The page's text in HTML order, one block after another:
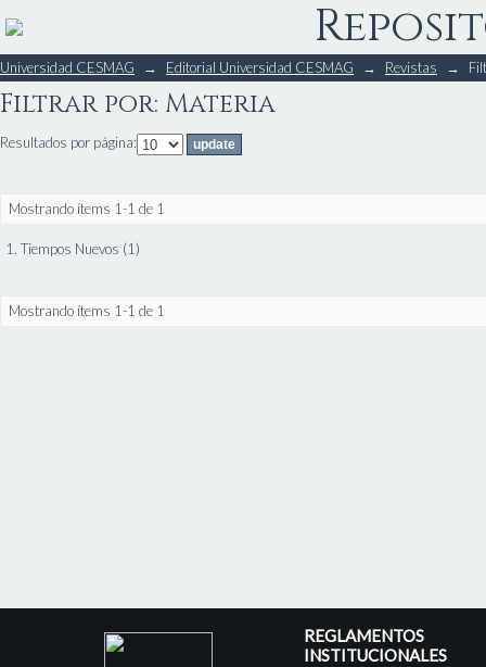
Filtrar por: Materia
Universidad CESMAG → Editorial Universidad CESMAG → Revistas →
Filtrar por: Materia
Resultados por página:
Mostrando ítems 1-1 de 1
1. Tiempos Nuevos (1)
Mostrando ítems 1-1 de 1
REGLAMENTOS
INSTITUCIONALES